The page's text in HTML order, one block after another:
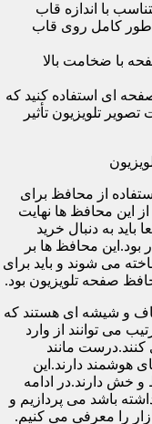
با اندازه قاب
طور کامل روی قاب
با ضخامت بالا
ای استفاده کنید که
تلویزیون تأثیر
از محافظ برای
این محافظ ها نهایت
باید به دنبال خرید
بود.این محافظ ها بر
می شوند و باید برای
صفحه تلویزیون بود.
و شیشه ای هستند که
می توانند از وارد
مانند
دارند.این
دارند.در ادامه
باشد می پردازیم و
را معرفی می کنیم.